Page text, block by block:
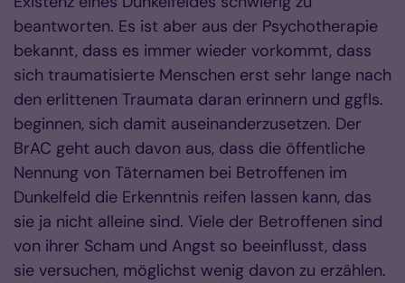
beantworten. Es ist aber aus der Psychotherapie
bekannt, dass es immer wieder vorkommt, dass
sich traumatisierte Menschen erst sehr lange nach
den erlittenen Traumata daran erinnern und ggfls.
beginnen, sich damit auseinanderzusetzen. Der
BrAC geht auch davon aus, dass die öffentliche
Nennung von Täternamen bei Betroffenen im
Dunkelfeld die Erkenntnis reifen lassen kann, das
sie ja nicht alleine sind. Viele der Betroffenen sind
von ihrer Scham und Angst so beeinflusst, dass
sie versuchen, möglichst wenig davon zu erzählen.